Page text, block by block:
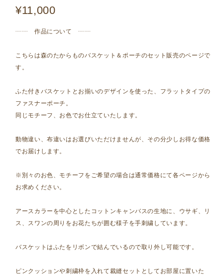
¥11,000
┈┈ 作品について ┈┈
こちらは森のたからものバスケット＆ポーチのセット販売のページで
す。
ふた付きバスケットとお揃いのデザインを使った、フラットタイプの
ファスナーポーチ。
同じモチーフ、お色でお仕立ていたします。
動物違い、布違いはお選びいただけませんが、その分少しお得な価格
でお届けします。
※別々のお色、モチーフをご希望の場合は通常価格にて各ページから
お求めください。
アースカラーを中心としたコットンキャンバスの生地に、ウサギ、リ
ス、スワンの周りをお花たちが囲む様子を手刺繍しています。
バスケットはふたをリボンで結んでいるので取り外し可能です。
ピンクッションや刺繍枠を入れて裁縫セットとしてお部屋に置いた